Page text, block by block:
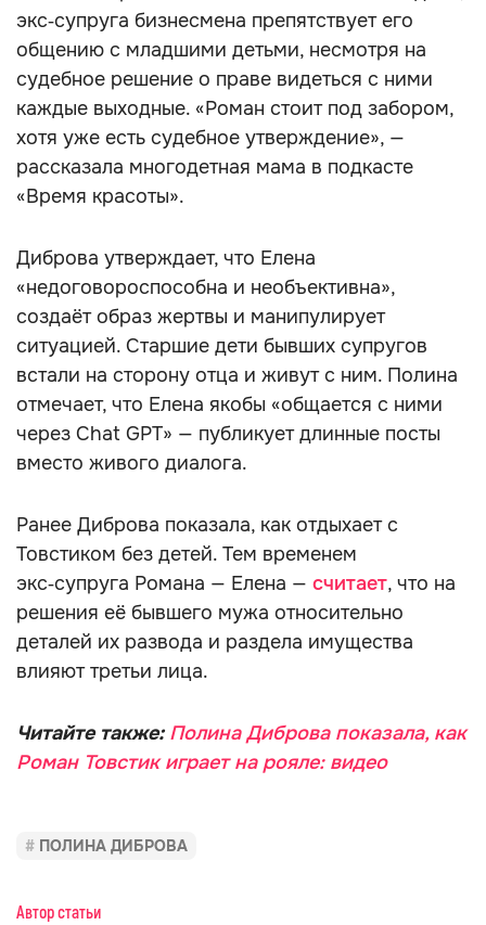
экс‑супруга бизнесмена препятствует его
общению с младшими детьми, несмотря на
судебное решение о праве видеться с ними
каждые выходные. «Роман стоит под забором,
хотя уже есть судебное утверждение», —
рассказала многодетная мама в подкасте
«Время красоты».
Диброва утверждает, что Елена
«недоговороспособна и необъективна»,
создаёт образ жертвы и манипулирует
ситуацией. Старшие дети бывших супругов
встали на сторону отца и живут с ним. Полина
отмечает, что Елена якобы «общается с ними
через Chat GPT» — публикует длинные посты
вместо живого диалога.
Ранее Диброва показала, как отдыхает с
Товстиком без детей. Тем временем
экс‑супруга Романа — Елена — считает, что на
решения её бывшего мужа относительно
деталей их развода и раздела имущества
влияют третьи лица.
Читайте также: Полина Диброва показала, как
Роман Товстик играет на рояле: видео
ПОЛИНА ДИБРОВА
Автор статьи